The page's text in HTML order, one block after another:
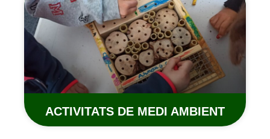
ACTIVITATS DE MEDI AMBIENT